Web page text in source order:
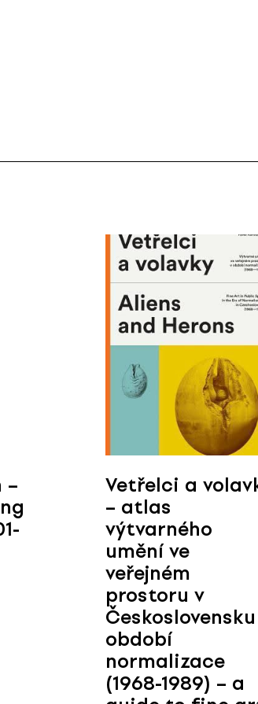
–
Vetřelci a
– atlas
výtvarného
umění ve
veřejném
prostoru v
období
normalizace
(1968-1989) – a